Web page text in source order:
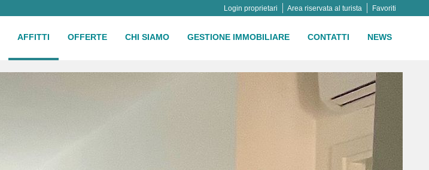
Favoriti
Area riservata al turista
Login proprietari
AFFITTI OFFERTE CHI SIAMO GESTIONE IMMOBILIARE CONTATTI NEWS